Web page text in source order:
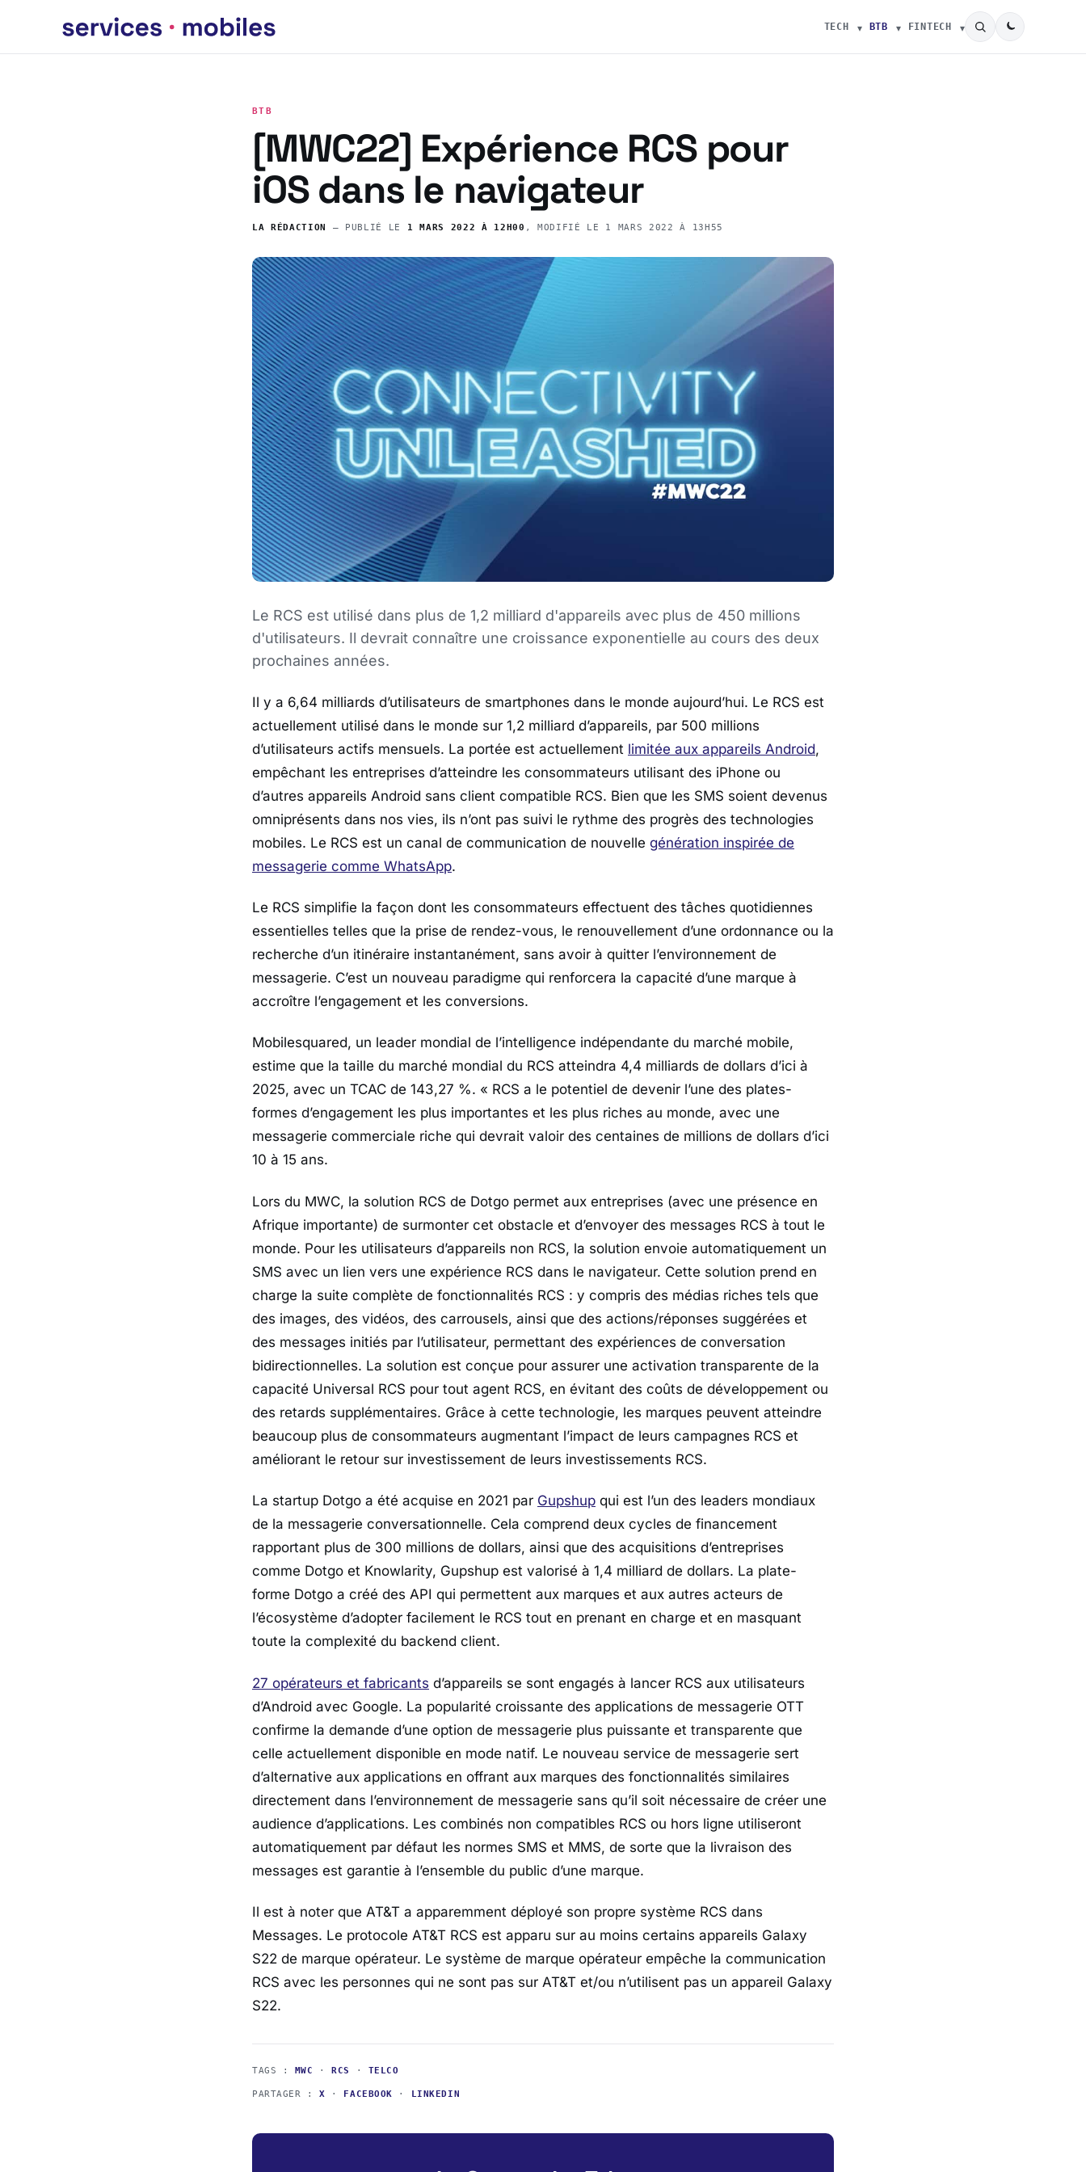
TECH BTB FINTECH
BTB
[MWC22] Expérience RCS pour
iOS dans le navigateur
LA RÉDACTION — PUBLIÉ LE 1 MARS 2022 À 12H00 , MODIFIÉ LE 1 MARS 2022 À 13H55
Le RCS est utilisé dans plus de 1,2 milliard d'appareils avec plus de 450 millions
d'utilisateurs. Il devrait connaître une croissance exponentielle au cours des deux
prochaines années.
Il y a 6,64 milliards d’utilisateurs de smartphones dans le monde aujourd’hui. Le RCS est
actuellement utilisé dans le monde sur 1,2 milliard d’appareils, par 500 millions
d’utilisateurs actifs mensuels. La portée est actuellement limitée aux appareils Android,
empêchant les entreprises d’atteindre les consommateurs utilisant des iPhone ou
d’autres appareils Android sans client compatible RCS. Bien que les SMS soient devenus
omniprésents dans nos vies, ils n’ont pas suivi le rythme des progrès des technologies
mobiles. Le RCS est un canal de communication de nouvelle génération inspirée de
messagerie comme WhatsApp.
Le RCS simplifie la façon dont les consommateurs effectuent des tâches quotidiennes
essentielles telles que la prise de rendez-vous, le renouvellement d’une ordonnance ou la
recherche d’un itinéraire instantanément, sans avoir à quitter l’environnement de
messagerie. C’est un nouveau paradigme qui renforcera la capacité d’une marque à
accroître l’engagement et les conversions.
Mobilesquared, un leader mondial de l’intelligence indépendante du marché mobile,
estime que la taille du marché mondial du RCS atteindra 4,4 milliards de dollars d’ici à
2025, avec un TCAC de 143,27 %. « RCS a le potentiel de devenir l’une des plates-
formes d’engagement les plus importantes et les plus riches au monde, avec une
messagerie commerciale riche qui devrait valoir des centaines de millions de dollars d’ici
10 à 15 ans.
Lors du MWC, la solution RCS de Dotgo permet aux entreprises (avec une présence en
Afrique importante) de surmonter cet obstacle et d’envoyer des messages RCS à tout le
monde. Pour les utilisateurs d’appareils non RCS, la solution envoie automatiquement un
SMS avec un lien vers une expérience RCS dans le navigateur. Cette solution prend en
charge la suite complète de fonctionnalités RCS : y compris des médias riches tels que
des images, des vidéos, des carrousels, ainsi que des actions/réponses suggérées et
des messages initiés par l’utilisateur, permettant des expériences de conversation
bidirectionnelles. La solution est conçue pour assurer une activation transparente de la
capacité Universal RCS pour tout agent RCS, en évitant des coûts de développement ou
des retards supplémentaires. Grâce à cette technologie, les marques peuvent atteindre
beaucoup plus de consommateurs augmentant l’impact de leurs campagnes RCS et
améliorant le retour sur investissement de leurs investissements RCS.
La startup Dotgo a été acquise en 2021 par Gupshup qui est l’un des leaders mondiaux
de la messagerie conversationnelle. Cela comprend deux cycles de financement
rapportant plus de 300 millions de dollars, ainsi que des acquisitions d’entreprises
comme Dotgo et Knowlarity, Gupshup est valorisé à 1,4 milliard de dollars. La plate-
forme Dotgo a créé des API qui permettent aux marques et aux autres acteurs de
l’écosystème d’adopter facilement le RCS tout en prenant en charge et en masquant
toute la complexité du backend client.
27 opérateurs et fabricants d’appareils se sont engagés à lancer RCS aux utilisateurs
d’Android avec Google. La popularité croissante des applications de messagerie OTT
confirme la demande d’une option de messagerie plus puissante et transparente que
celle actuellement disponible en mode natif. Le nouveau service de messagerie sert
d’alternative aux applications en offrant aux marques des fonctionnalités similaires
directement dans l’environnement de messagerie sans qu’il soit nécessaire de créer une
audience d’applications. Les combinés non compatibles RCS ou hors ligne utiliseront
automatiquement par défaut les normes SMS et MMS, de sorte que la livraison des
messages est garantie à l’ensemble du public d’une marque.
Il est à noter que AT&T a apparemment déployé son propre système RCS dans
Messages. Le protocole AT&T RCS est apparu sur au moins certains appareils Galaxy
S22 de marque opérateur. Le système de marque opérateur empêche la communication
RCS avec les personnes qui ne sont pas sur AT&T et/ou n’utilisent pas un appareil Galaxy
S22.
TAGS : MWC ·RCS · TELCO
PARTAGER :X · FACEBOOK · LINKEDIN